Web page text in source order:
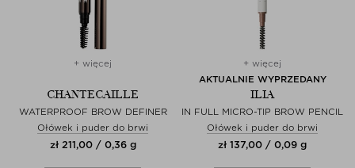
+ więcej
CHANTECAILLE
WATERPROOF BROW DEFINER
Ołówek i puder do brwi
zł 211,00 / 0,36 g
+ więcej
AKTUALNIE WYPRZEDANY
ILIA
IN FULL MICRO-TIP BROW PENCIL
Ołówek i puder do brwi
zł 137,00 / 0,09 g